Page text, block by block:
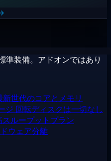
準装備。アドオンではあり
新世代のコアとメモリ
ジ 回転ディスクは一切なし
スループットプラン
ウェア分離